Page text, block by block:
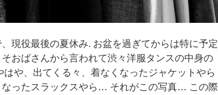
現役最後の夏休み. お盆を過ぎてからは特に予定
おばさんから言われて渋々洋服タンスの中身の
や、出てくる々、着なくなったジャケットやら
なったスラックスやら… それがこの写真… この際